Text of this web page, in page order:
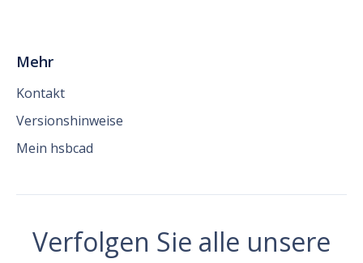
Mehr
Kontakt
Versionshinweise
Mein hsbcad
Verfolgen Sie alle unsere